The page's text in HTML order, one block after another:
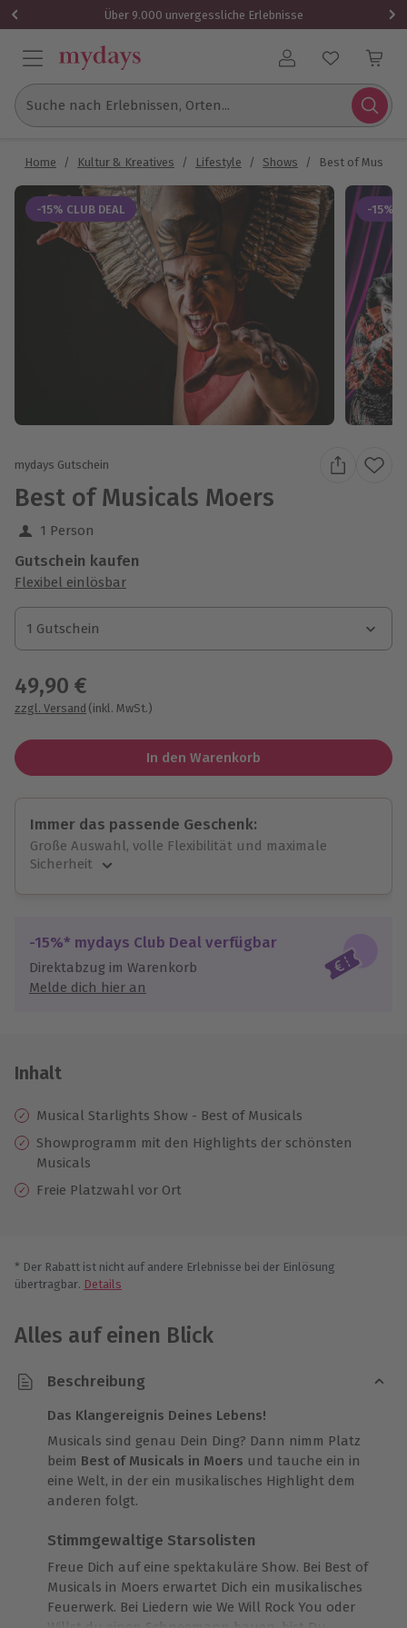
Über 9.000 unvergessliche Erlebnisse
Benutzerkonto
Suche nach Erlebnissen, Orten...
Home / Kultur & Kreatives / Lifestyle / Shows / Best of
-15% CLUB DEAL -15%
mydays Gutschein
Best of Musicals Moers
1 Person
Gutschein kaufen
Flexibel einlösbar
1 Gutschein
1 Gutschein
1 Gutschein
49,90 €
zzgl. Versand (inkl. MwSt.)
In den Warenkorb
Immer das passende Geschenk:
Große Auswahl, volle Flexibilität und maximale
Sicherheit
Jeder Gutschein für alle Erlebnisse einlösbar.
Maximale Sicherheit
10 Jahre gültig & verlängerbar.
-15%* mydays Club Deal verfügbar
Direktabzug im Warenkorb
Melde dich hier an
Inhalt
Musical Starlights Show - Best of Musicals
Showprogramm mit den Highlights der schönsten
Musicals
Freie Platzwahl vor Ort
* Der Rabatt ist nicht auf andere Erlebnisse bei der Einlösung
übertragbar. Details
Alles auf einen Blick
Beschreibung
Das Klangereignis Deines Lebens!
Musicals sind genau Dein Ding? Dann nimm Platz
beim Best of Musicals in Moers und tauche ein in
eine Welt, in der ein musikalisches Highlight dem
anderen folgt.
Stimmgewaltige Starsolisten
Freue Dich auf eine spektakuläre Show. Bei Best of
Musicals in Moers erwartet Dich ein musikalisches
Feuerwerk. Bei Liedern wie We Will Rock You oder